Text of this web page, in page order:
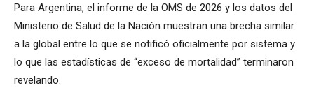
Para Argentina, el informe de la OMS de 2026 y los datos del
Ministerio de Salud de la Nación muestran una brecha similar
a la global entre lo que se notificó oficialmente por sistema y
lo que las estadísticas de “exceso de mortalidad” terminaron
revelando.